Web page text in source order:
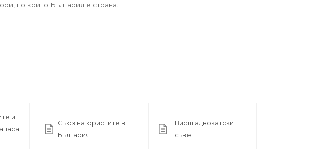
по които България е страна.
и
Съюз на юристите в
България
Висш адвокатски
съвет